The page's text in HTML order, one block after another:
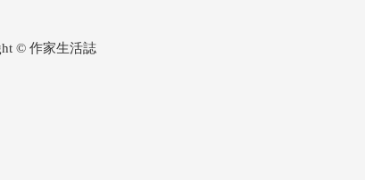
© 作家生活誌